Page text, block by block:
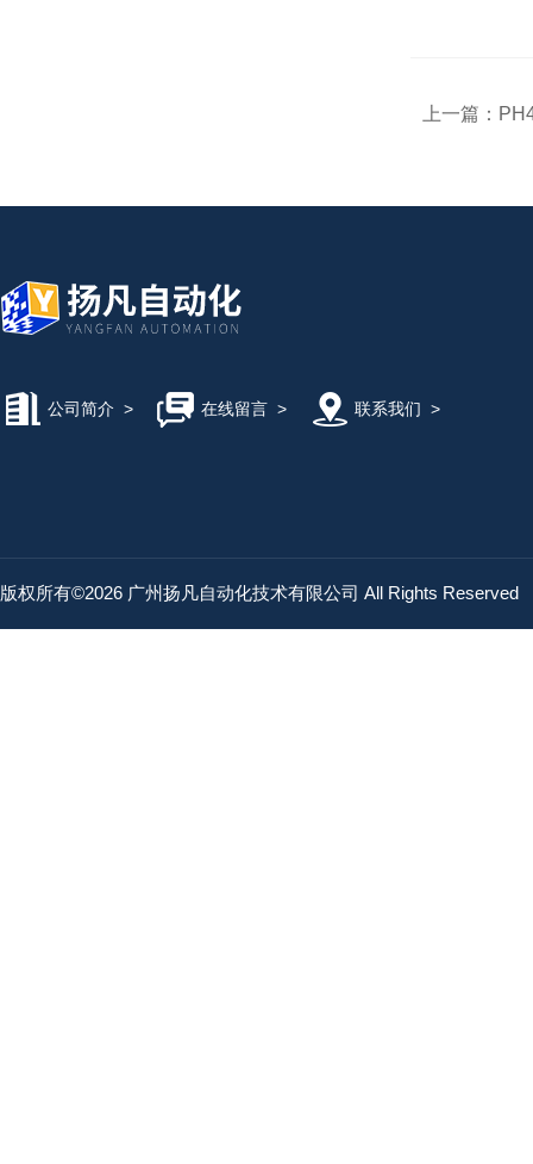
上一篇：
公司简介 > 在线留言> 联系我们 >
版权所有©2026 广州扬凡自动化技术有限公司 All Rights Reserved